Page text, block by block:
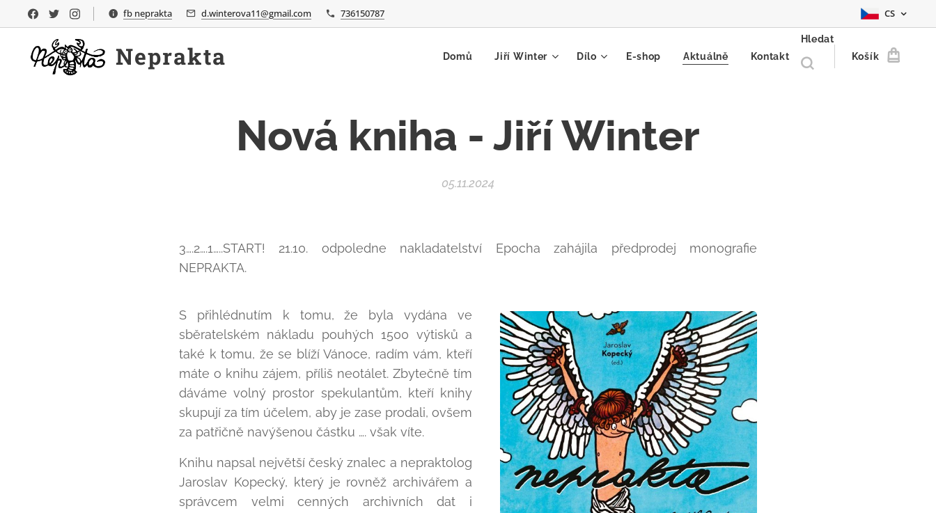
fb neprakta d.winterova11@gmail.com 736150787 CS
Neprakta Domů Jiří Winter Dílo E-shop Aktuálně Kontakt
Hledat
Košík
Nová kniha - Jiří Winter
05.11.2024
3….2….1…..START! 21.10. odpoledne nakladatelství Epocha zahájila předprodej monografie
NEPRAKTA.
S přihlédnutím k tomu, že byla vydána ve
sběratelském nákladu pouhých 1500 výtisků a
také k tomu, že se blíží Vánoce, radím vám, kteří
máte o knihu zájem, příliš neotálet. Zbytečně tím
dáváme volný prostor spekulantům, kteří knihy
skupují za tím účelem, aby je zase prodali, ovšem
za patřičně navýšenou částku …. však víte.
Knihu napsal největší český znalec a nepraktolog
Jaroslav Kopecký, který je rovněž archivářem a
správcem velmi cenných archivních dat i